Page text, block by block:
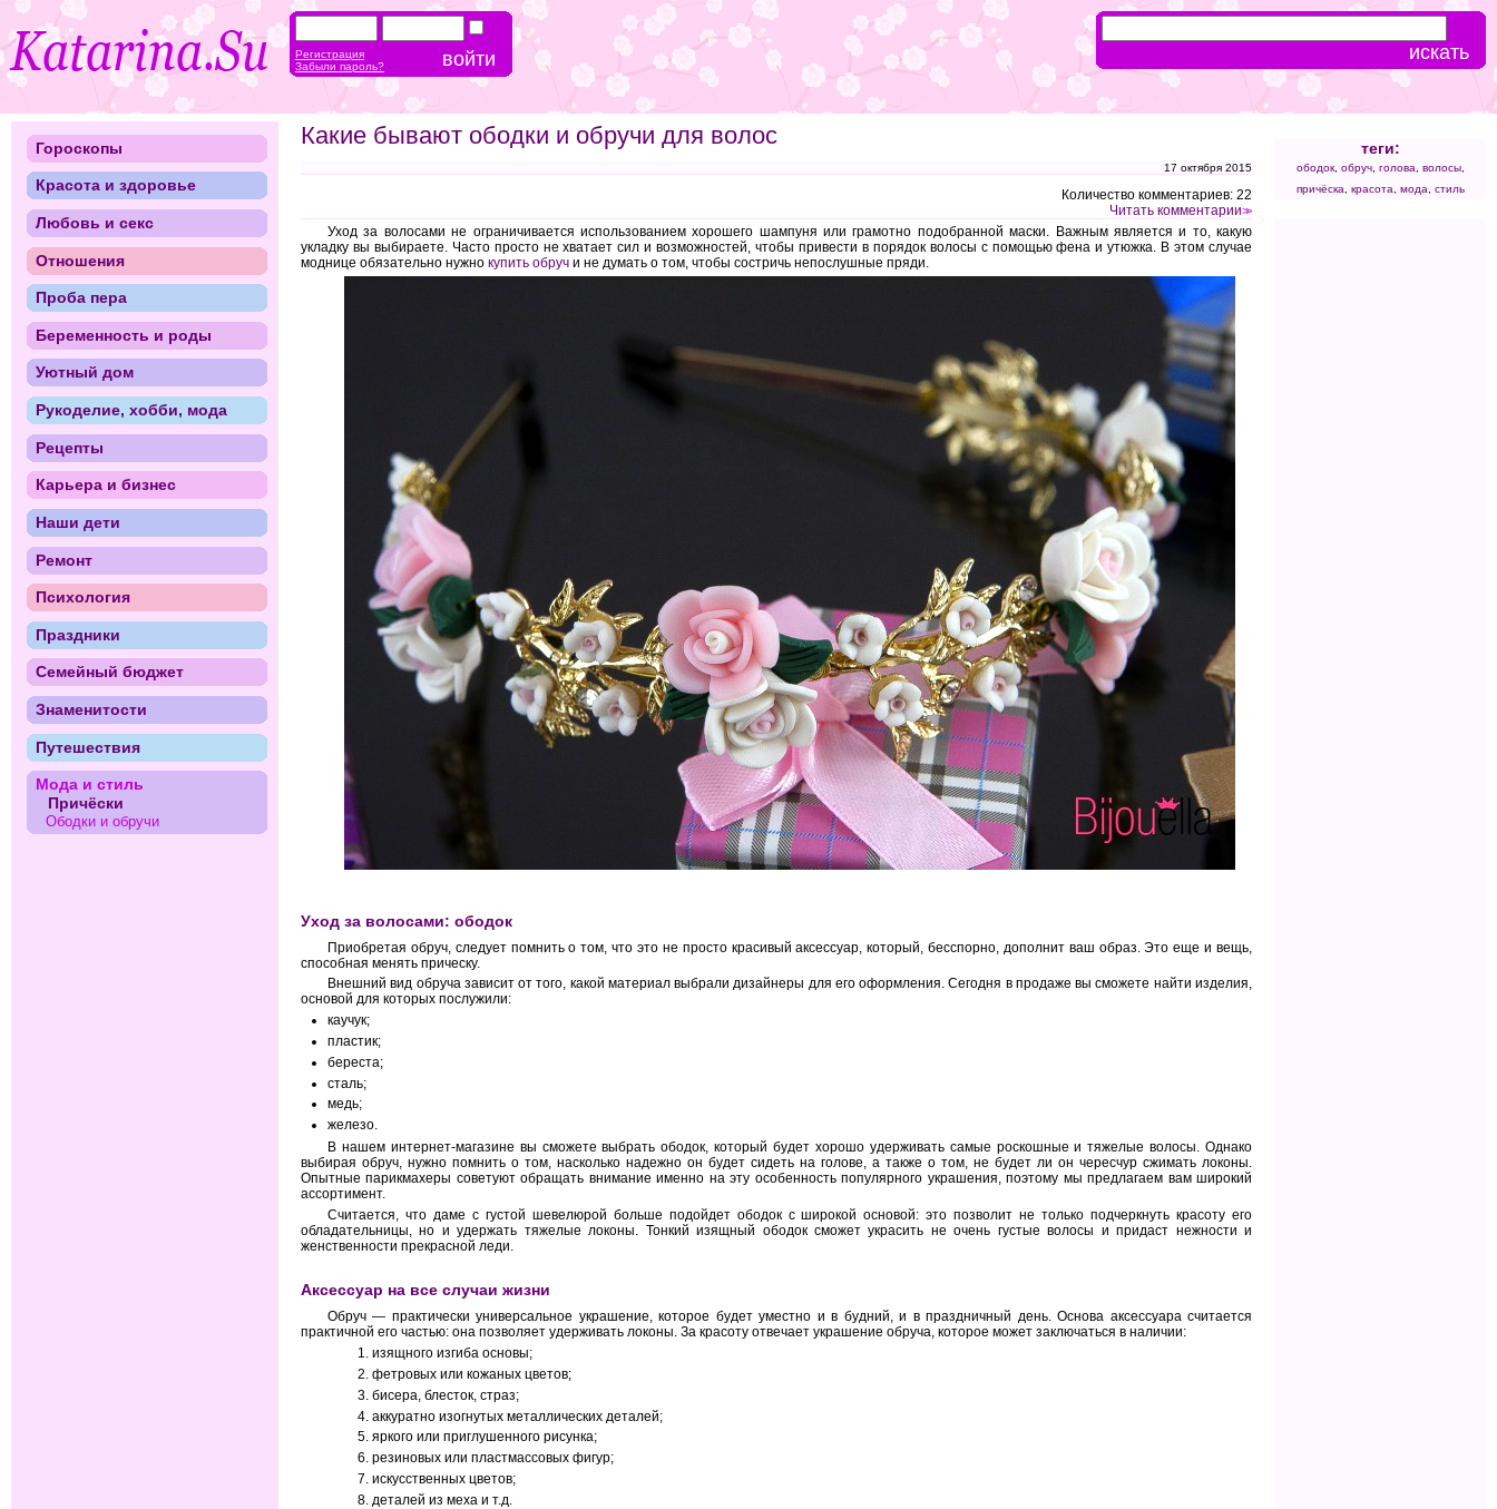
Какие бывают ободки и обручи для волос
17 октября 2015
Количество комментариев: 22
Читать комментарии>>
Уход за волосами не ограничивается использованием хорошего шампуня или грамотно подобранной маски. Важным является и то, какую
укладку вы выбираете. Часто просто не хватает сил и возможностей, чтобы привести в порядок волосы с помощью фена и утюжка. В этом случае
моднице обязательно нужно купить обруч и не думать о том, чтобы состричь непослушные пряди.
Уход за волосами: ободок
Приобретая обруч, следует помнить о том, что это не просто красивый аксессуар, который, бесспорно, дополнит ваш образ. Это еще и вещь,
способная менять прическу.
Внешний вид обруча зависит от того, какой материал выбрали дизайнеры для его оформления. Сегодня в продаже вы сможете найти изделия,
основой для которых послужили:
каучук;
пластик;
береста;
сталь;
медь;
железо.
В нашем интернет-магазине вы сможете выбрать ободок, который будет хорошо удерживать самые роскошные и тяжелые волосы. Однако
выбирая обруч, нужно помнить о том, насколько надежно он будет сидеть на голове, а также о том, не будет ли он чересчур сжимать локоны.
Опытные парикмахеры советуют обращать внимание именно на эту особенность популярного украшения, поэтому мы предлагаем вам широкий
ассортимент.
Считается, что даме с густой шевелюрой больше подойдет ободок с широкой основой: это позволит не только подчеркнуть красоту его
обладательницы, но и удержать тяжелые локоны. Тонкий изящный ободок сможет украсить не очень густые волосы и придаст нежности и
женственности прекрасной леди.
Аксессуар на все случаи жизни
Обруч — практически универсальное украшение, которое будет уместно и в будний, и в праздничный день. Основа аксессуара считается
практичной его частью: она позволяет удерживать локоны. За красоту отвечает украшение обруча, которое может заключаться в наличии:
изящного изгиба основы;
фетровых или кожаных цветов;
бисера, блесток, страз;
аккуратно изогнутых металлических деталей;
яркого или приглушенного рисунка;
резиновых или пластмассовых фигур;
искусственных цветов;
деталей из меха и т.д.
Гороскопы
Красота и здоровье
Любовь и секс
Отношения
Проба пера
Беременность и роды
Уютный дом
Рукоделие, хобби, мода
Рецепты
Карьера и бизнес
Наши дети
Ремонт
Психология
Праздники
Семейный бюджет
Знаменитости
Путешествия
Мода и стиль
Причёски
Ободки и обручи
теги:
ободок, обруч, голова волосы,
причёска
красота мода стиль
Регистрация
Забыли пароль?